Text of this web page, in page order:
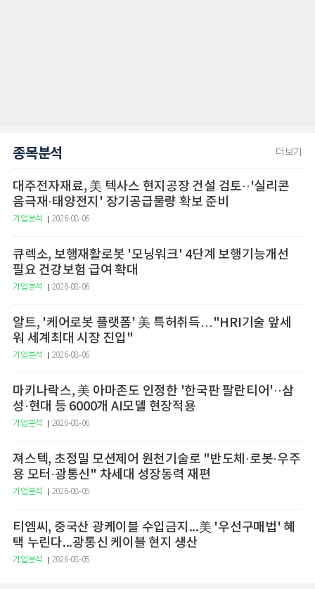
종목분석 더보기
대주전자재료, 美 텍사스 현지공장 건설 검토··'실리콘
음극재·태양전지' 장기공급물량 확보 준비
기업분석 2026-08-06
큐렉소, 보행재활로봇 '모닝워크' 4단계 보행기능개선
필요 건강보험 급여 확대
기업분석 2026-08-06
알트, '케어로봇 플랫폼' 美 특허취득…"HRI기술 앞세
워 세계최대 시장 진입"
기업분석 2026-08-06
마키나락스, 美 아마존도 인정한 '한국판 팔란티어'··삼
성·현대 등 6000개 AI모델 현장적용
기업분석 2026-08-06
져스텍, 초정밀 모션제어 원천기술로 "반도체·로봇·우주
용 모터·광통신" 차세대 성장동력 재편
기업분석 2026-08-05
티엠씨, 중국산 광케이블 수입금지...美 '우선구매법' 혜
택 누린다...광통신 케이블 현지 생산
기업분석 2026-08-05